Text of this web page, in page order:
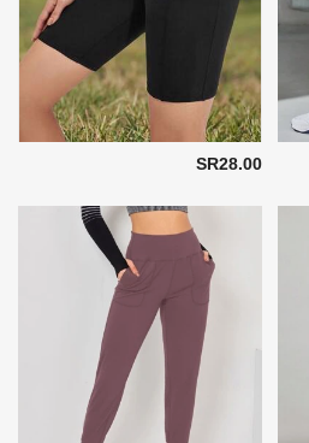
SR28.00